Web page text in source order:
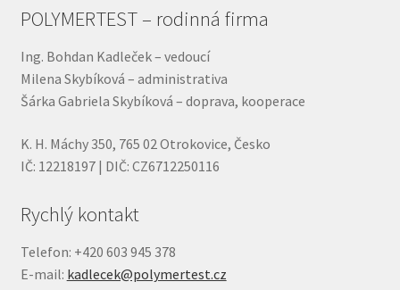
POLYMERTEST – rodinná firma
Ing. Bohdan Kadleček – vedoucí
Milena Skybíková – administrativa
Šárka Gabriela Skybíková – doprava, kooperace
K. H. Máchy 350, 765 02 Otrokovice, Česko
IČ: 12218197 | DIČ: CZ6712250116
Rychlý kontakt
Telefon: +420 603 945 378
E-mail: kadlecek@polymertest.cz